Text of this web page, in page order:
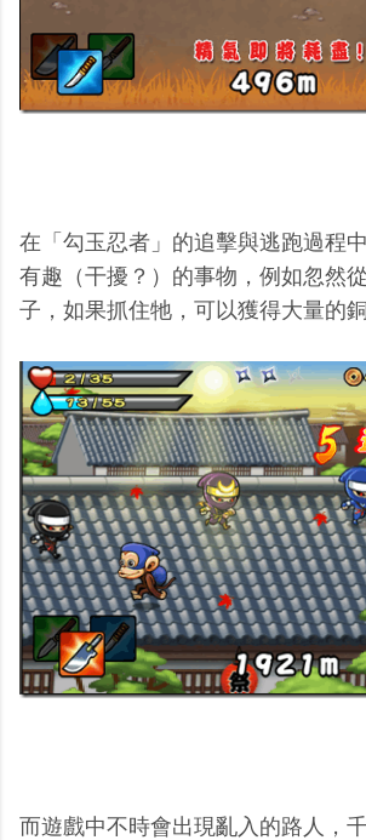
在「勾玉忍者」的追擊與逃跑過程
有趣（干擾？）的事物，例如忽然
子，如果抓住牠，可以獲得大量的銅
而遊戲中不時會出現亂入的路人，